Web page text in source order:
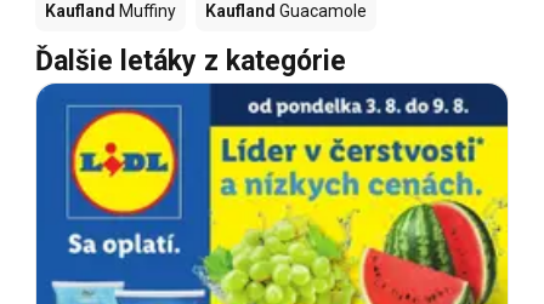
Kaufland Muffiny Kaufland Guacamole
Ďalšie letáky z kategórie